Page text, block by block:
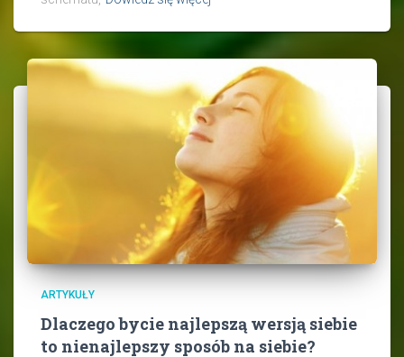
ARTYKUŁY
Dlaczego bycie najlepszą wersją siebie
to nienajlepszy sposób na siebie?